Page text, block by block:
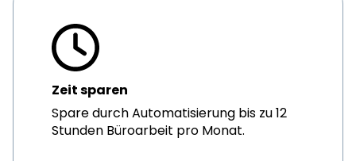
Zeit sparen
Spare durch Automatisierung bis zu 12
Stunden Büroarbeit pro Monat.